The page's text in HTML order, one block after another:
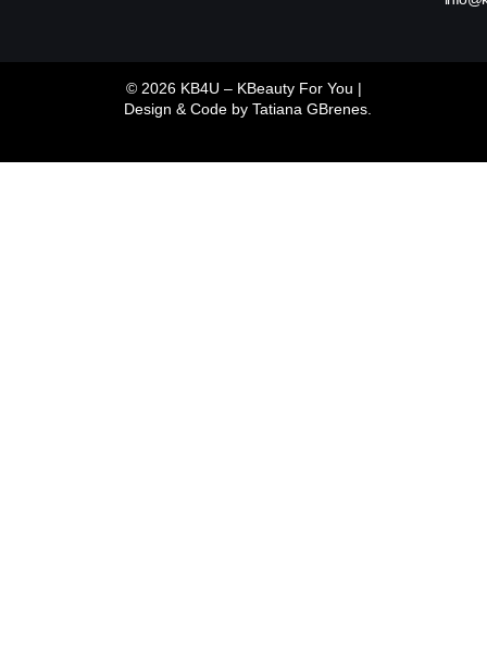
© 2026 KB4U – KBeauty For You |
Design & Code by Tatiana GBrenes.